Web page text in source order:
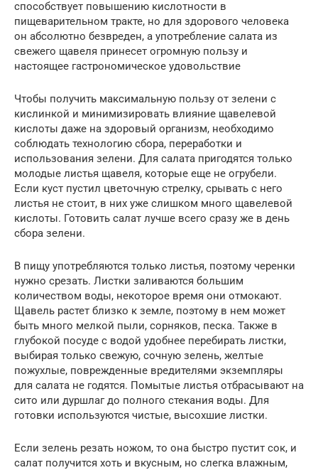
способствует повышению кислотности в
пищеварительном тракте, но для здорового человека
он абсолютно безвреден, а употребление салата из
свежего щавеля принесет огромную пользу и
настоящее гастрономическое удовольствие
Чтобы получить максимальную пользу от зелени с
кислинкой и минимизировать влияние щавелевой
кислоты даже на здоровый организм, необходимо
соблюдать технологию сбора, переработки и
использования зелени. Для салата пригодятся только
молодые листья щавеля, которые еще не огрубели.
Если куст пустил цветочную стрелку, срывать с него
листья не стоит, в них уже слишком много щавелевой
кислоты. Готовить салат лучше всего сразу же в день
сбора зелени.
В пищу употребляются только листья, поэтому черенки
нужно срезать. Листки заливаются большим
количеством воды, некоторое время они отмокают.
Щавель растет близко к земле, поэтому в нем может
быть много мелкой пыли, сорняков, песка. Также в
глубокой посуде с водой удобнее перебирать листки,
выбирая только свежую, сочную зелень, желтые
пожухлые, поврежденные вредителями экземпляры
для салата не годятся. Помытые листья отбрасывают на
сито или дуршлаг до полного стекания воды. Для
готовки используются чистые, высохшие листки.
Если зелень резать ножом, то она быстро пустит сок, и
салат получится хоть и вкусным, но слегка влажным,